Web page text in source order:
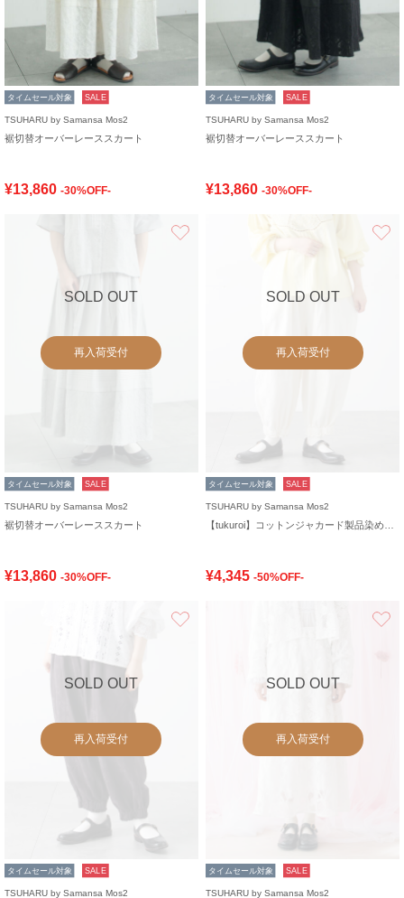
タイムセール対象 SALE
TSUHARU by Samansa Mos2
裾切替オーバーレーススカート
¥13,860 -30%OFF-
タイムセール対象 SALE
TSUHARU by Samansa Mos2
裾切替オーバーレーススカート
¥13,860 -30%OFF-
SOLD OUT
再入荷受付
タイムセール対象 SALE
TSUHARU by Samansa Mos2
裾切替オーバーレーススカート
¥13,860 -30%OFF-
SOLD OUT
再入荷受付
タイムセール対象 SALE
TSUHARU by Samansa Mos2
¥4,345 -50%OFF-
SOLD OUT
再入荷受付
タイムセール対象 SALE
TSUHARU by Samansa Mos2
SOLD OUT
再入荷受付
タイムセール対象 SALE
TSUHARU by Samansa Mos2